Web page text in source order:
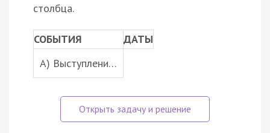
столбца.
СОБЫТИЯ
ДАТЫ
A) Выступлени…